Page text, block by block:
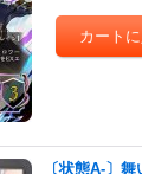
〔状態A-〕